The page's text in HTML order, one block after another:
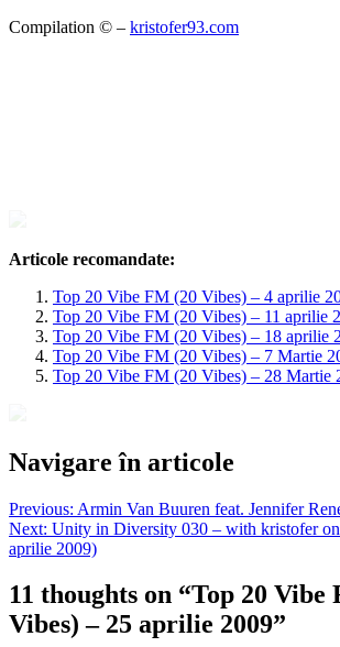
Compilation © – kristofer93.com
Articole recomandate:
Top 20 Vibe FM (20 Vibes) – 4 aprilie
Top 20 Vibe FM (20 Vibes) – 11 aprilie
Top 20 Vibe FM (20 Vibes) – 18 aprilie
Top 20 Vibe FM (20 Vibes) – 7 Martie
Top 20 Vibe FM (20 Vibes) – 28 Martie
Navigare în articole
Previous: Armin Van Buuren feat. Jennifer
Next: Unity in Diversity 030 – with kristofer
aprilie 2009)
11 thoughts on “Top 20 Vibe
Vibes) – 25 aprilie 2009”